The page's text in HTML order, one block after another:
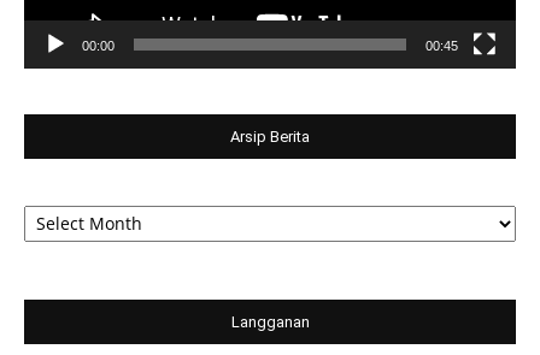
00:00 00:45
Arsip Berita
Arsip
Berita
Langganan